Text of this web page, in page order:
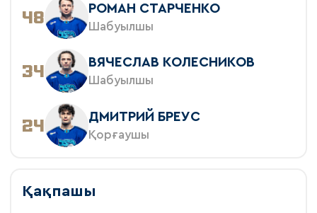
48 РОМАН СТАРЧЕНКО
Шабуылшы
34 ВЯЧЕСЛАВ КОЛЕСНИКОВ
Шабуылшы
24 ДМИТРИЙ БРЕУС
Қорғаушы
Қақпашы